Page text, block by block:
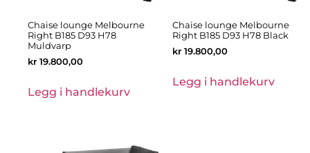
Chaise lounge Melbourne
Right B185 D93 H78
Muldvarp
kr 19.800,00
Legg i handlekurv
Chaise lounge Melbourne
Right B185 D93 H78 Black
kr 19.800,00
Legg i handlekurv